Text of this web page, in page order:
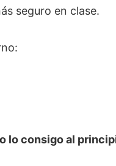
seguro en clase.
lo consigo al